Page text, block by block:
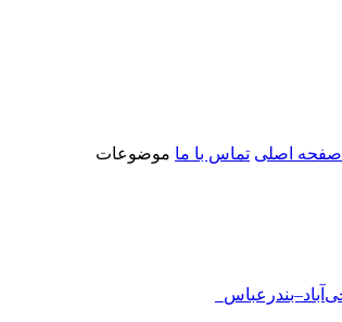
صفحه اصلی تماس با ما موضوعات